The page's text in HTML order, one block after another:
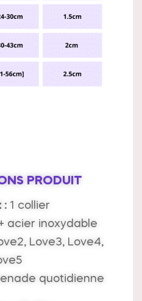
PRODUIT
: 1 collier
acier inoxydable
Love3, Love4,
quotidienne